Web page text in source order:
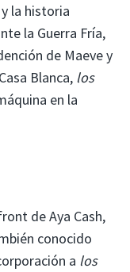
la historia
la Guerra Fría,
de Maeve y
Blanca, los
en la
de Aya Cash,
conocido
a los